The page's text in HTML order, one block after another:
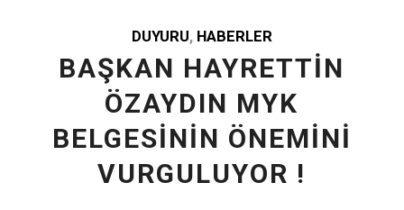
DUYURU, HABERLER
BAŞKAN HAYRETTİN
ÖZAYDIN MYK
BELGESİNİN ÖNEMİNİ
VURGULUYOR !